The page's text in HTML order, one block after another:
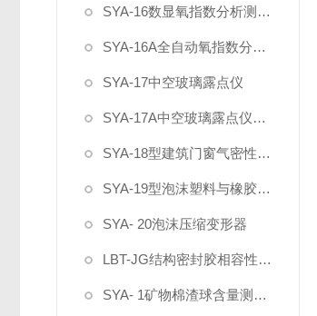
SYA-16数显氧指数分析测定仪
SYA-16A全自动氧指数分析测定仪
SYA-17中空玻璃露点仪
SYA-17A中空玻璃露点仪（干冰式）
SYA-18型建筑门窗气密性现场测试设备
SYA-19型泡沫塑料与橡胶螺旋测微仪
SYA- 20泡沫压缩变形器
LBT-JG结构密封胶相容性试验箱
SYA- 1矿物棉渣球含量测定仪